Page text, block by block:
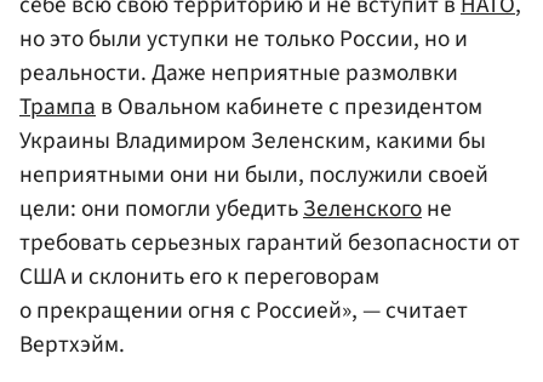
но это были уступки не только России, но и
реальности. Даже неприятные размолвки
Трампа в Овальном кабинете с президентом
Украины Владимиром Зеленским, какими бы
неприятными они ни были, послужили своей
цели: они помогли убедитьЗеленскогоне
требовать серьезных гарантий безопасности от
США и склонить его к переговорам
о прекращении огня с Россией», — считает
Вертхэйм.